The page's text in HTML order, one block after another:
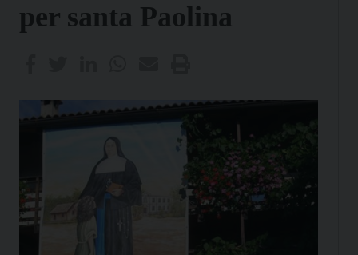
per santa Paolina